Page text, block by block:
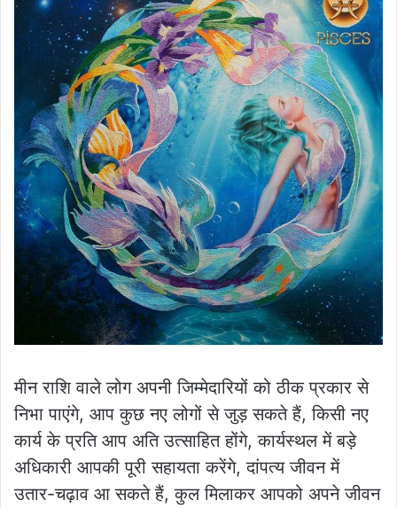
मीन राशि वाले लोग अपनी जिम्मेदारियों को ठीक प्रकार से
निभा पाएंगे, आप कुछ नए लोगों से जुड़ सकते हैं, किसी नए
कार्य के प्रति आप अति उत्साहित होंगे, कार्यस्थल में बड़े
अधिकारी आपकी पूरी सहायता करेंगे, दांपत्य जीवन में
उतार-चढ़ाव आ सकते हैं, कुल मिलाकर आपको अपने जीवन